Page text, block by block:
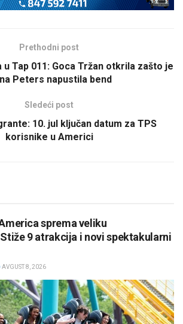
Prethodni post
Tap 011: Goca Tržan otkrila zašto je
Peters napustila bend
Sledeći post
10. jul ključan datum za TPS
korisnike u Americi
sprema veliku
9 atrakcija i novi spektakularni
AVGUST 8, 2026